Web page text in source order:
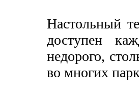
Настольный
доступен
недорого,
во многих